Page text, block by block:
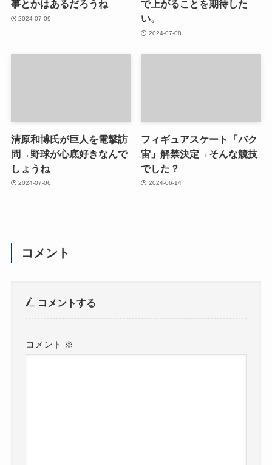
事とかはあるだろうね
2024-07-09
で上がることを期待した
い。
2024-07-08
清原和博氏が巨人を電撃訪
問→野球が心底好きなんで
しょうね
2024-07-06
フィギュアスケート「バク
宙」解禁決定→そんな競技
でした？
2024-06-14
コメント
コメントする
コメント ※